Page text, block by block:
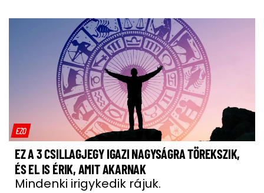
EZO
EZ A 3 CSILLAGJEGY IGAZI NAGYSÁGRA TÖREKSZIK,
ÉS EL IS ÉRIK, AMIT AKARNAK
Mindenki irigykedik rájuk.